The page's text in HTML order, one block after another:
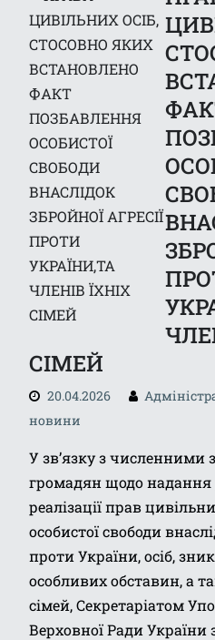
СІМЕЙ
20.04.2026
новини
У зв’язку з численними
громадян щодо надання
реалізації прав
особистої свободи
проти України, осіб,
особливих обставин, а
сімей, Секретаріатом
Верховної Ради України